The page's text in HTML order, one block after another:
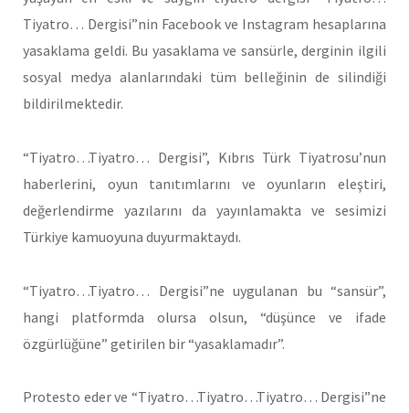
Tiyatro… Dergisi”nin Facebook ve Instagram hesaplarına
yasaklama geldi. Bu yasaklama ve sansürle, derginin ilgili
sosyal medya alanlarındaki tüm belleğinin de silindiği
bildirilmektedir.
“Tiyatro…Tiyatro… Dergisi”, Kıbrıs Türk Tiyatrosu’nun
haberlerini, oyun tanıtımlarını ve oyunların eleştiri,
değerlendirme yazılarını da yayınlamakta ve sesimizi
Türkiye kamuoyuna duyurmaktaydı.
“Tiyatro…Tiyatro… Dergisi”ne uygulanan bu “sansür”,
hangi platformda olursa olsun, “düşünce ve ifade
özgürlüğüne” getirilen bir “yasaklamadır”.
Protesto eder ve “Tiyatro…Tiyatro…Tiyatro… Dergisi”ne